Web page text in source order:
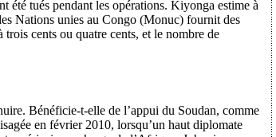
été tués pendant les opérations. Kiyonga estime à
Nations unies au Congo (Monuc) fournit des
cents ou quatre cents, et le nombre de
Bénéficie-t-elle de l’appui du Soudan, comme
en février 2010, lorsqu’un haut diplomate